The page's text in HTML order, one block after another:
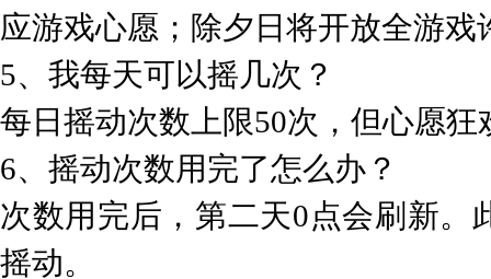
应游戏心愿；除夕日将开放全游
5、我每天可以摇几次？
每日摇动次数上限50次，但心愿
6、摇动次数用完了怎么办？
次数用完后，第二天0点会刷新
摇动。